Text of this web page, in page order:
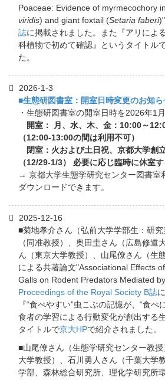
Poaceae: Evidence of myrmecochory
viridis) and giant foxtail (Setaria faberi
誌に掲載されました。また『アリによ
科植物で初めて確認』というタイトル
た。
2026-1-3
■生態研図書室：開室日時変更のお知ら
・生態研図書室の開室日時を2026年1
開室： 月、水、木、金：10:00～
（12:00-13:00の間は利用不可）
閉室：火および土日祝、京都大学創
（12/29-1/3） 必要に応じ臨時に休室す
→ 京都大学生態学研究センター図書室
ダウンロードできます。
2025-12-16
■菊地孝介さん（弘前大学学部生：研究
（同准教授）、奥田圭さん（広島修道
ん（東京大学教授）、山尾僚さん（生
による共著論文"Associational Effects
Galls on Rodent Predators Mediated
Proceedings of the Royal Society B誌
『“食べやすい”虫こぶの記憶が、“食
食者の学習による行動変化が創出する
タイトルで京大HPで紹介されました。
■山尾僚さん（生態学研究センター教
大学教授）、石川勇人さん（千葉大学
学部、森林総合研究所、理化学研究所